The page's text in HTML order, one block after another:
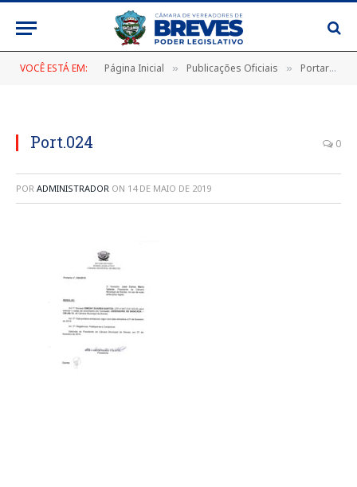
VOCÊ ESTÁ EM: Página Inicial » Publicações Oficiais » Portarias
Port.024 0
POR ADMINISTRADOR ON 14 DE MAIO DE 2019